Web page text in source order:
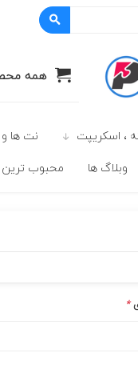
همه
، اسکریپت نت ها
وبلاگ ها محبوب ترين
*